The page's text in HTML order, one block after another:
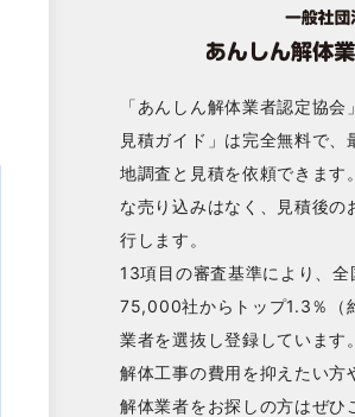
「あんしん解体業者認定協
見積ガイド」は完全無料で、
地調査と見積を依頼できます
な売り込みはなく、見積後の
行します。
13項目の審査基準により、全
75,000社からトップ1.3％（
業者を選抜し登録しています。
解体工事の費用を抑えたい方
解体業者をお探しの方はぜひ